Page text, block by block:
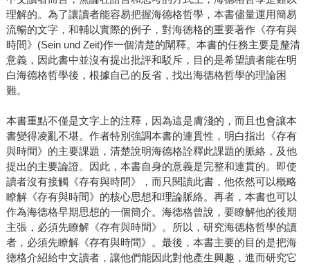
理解的。為了讓讀者能容易把握海德格哲學，本書儘量運用簡易
流暢的文字，和輔以實際的例子，對海德格的重要著作《存有與
時間》(Sein und Zeit)作一個清楚的闡釋。本書的任務主要是釐清
意義，因此書中並沒有提出批評和駁斥，目的是希望讀者能在明
白海德格哲學後，根據自己的反省，找出海德格哲學的理論困
難。
本書重點不僅是文字上的注釋，因為這是膚淺的，而且也會讓本
書變得凌亂不堪。作者特別強調本書的連貫性，明白指出《存有
與時間》的主要課題，清楚說明海德格詮釋此課題的脈絡，及他
提出的主要論證。因此，本書自身的意義是完整和連貫的。即使
讀者沒有接觸《存有與時間》，而只閱讀此書，他依然可以概略
瞭解《存有與時間》的核心思想和理論脈絡。再者，本書也可以
作為海德格早期思想的一個簡介。海德格曾說，要瞭解他的後期
主張，必須先瞭解《存有與時間》。所以，研究海德格哲學的讀
者，必須先瞭解《存有與時間》。最後，本書主要的目的是把海
德格介紹給中文讀者，讓他們能因此對他產生興趣，進而研究它